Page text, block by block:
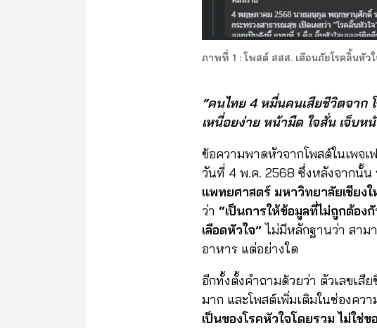
ภาพที่ 1 : โพสต์ สสส. เตือนภัยโรคลิ้นหัว
“คนไทย 4 หมื่นคนเสียชีวิตจาก
เหนื่อยง่าย หน้ามืด ใจสั่น เจ็บห
ข้อความพาดหัวจากโพสต์ในเพจ
วันที่ 4 พ.ค. 2568 ซึ่งหลังจากนั้น
แพทยศาสตร์ มหาวิทยาลัยเชียงใ
ว่า “เป็นการให้ข้อมูลที่ไม่ถูกต้อง
เลือดหัวใจ” ไม่มีหลักฐานว่า สาม
อาหาร แต่อย่างใด
อีกทั้งตั้งคำถามด้วยว่า ตัวเลขเสี
มาก และโพสต์เพิ่มเติมในช่องคว
เป็นของโรคหัวใจโดยรวม ไม่ใช่ข